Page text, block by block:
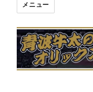
メニュー